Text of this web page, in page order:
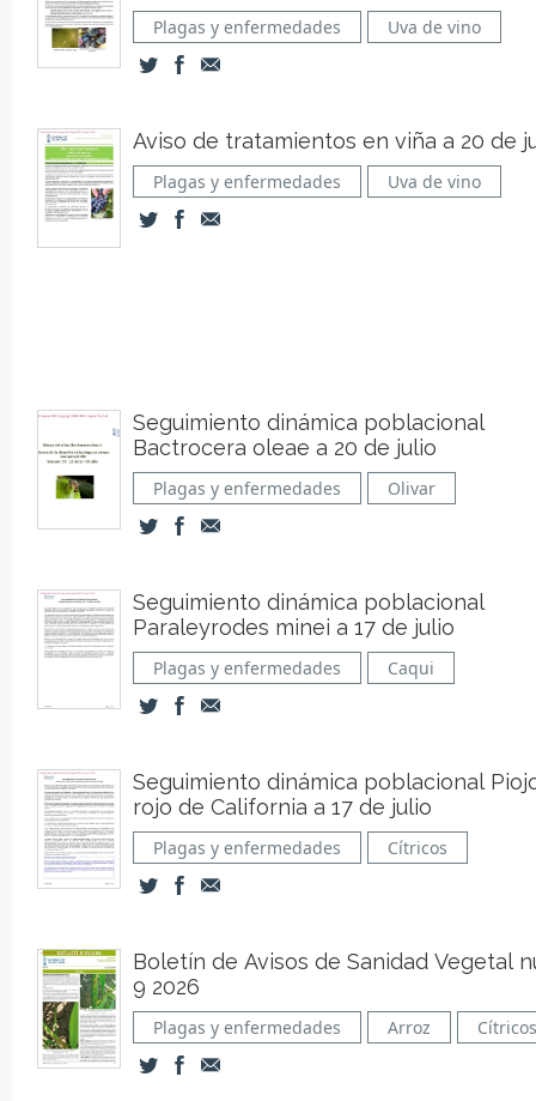
Plagas y enfermedades Uva de vino
Aviso de tratamientos en viña a 20 de
Plagas y enfermedades Uva de vino
Seguimiento dinámica poblacional
Bactrocera oleae a 20 de julio
Plagas y enfermedades Olivar
Seguimiento dinámica poblacional
Paraleyrodes minei a 17 de julio
Plagas y enfermedades Caqui
Seguimiento dinámica poblacional
rojo de California a 17 de julio
Plagas y enfermedades Cítricos
Boletín de Avisos de Sanidad Vegetal
9 2026
Plagas y enfermedades Arroz Cítricos